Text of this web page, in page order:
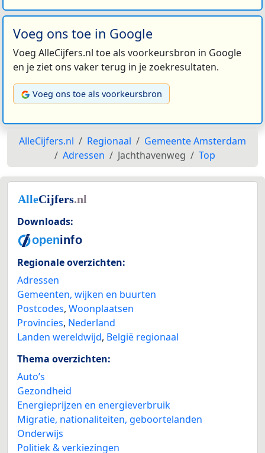
Voeg ons toe in Google
Voeg AlleCijfers.nl toe als voorkeursbron in Google
en je ziet ons vaker terug in je zoekresultaten.
Voeg ons toe als voorkeursbron
AlleCijfers.nl Regionaal
Gemeente Amsterdam
Adressen
Jachthavenweg Top
Downloads:
Regionale overzichten:
Adressen
Gemeenten, wijken en buurten
Postcodes, Woonplaatsen
Provincies, Nederland
Landen wereldwijd, België regionaal
Thema overzichten:
Auto’s
Gezondheid
Energieprijzen en energieverbruik
Migratie, nationaliteiten, geboortelanden
Onderwijs
Politiek & verkiezingen